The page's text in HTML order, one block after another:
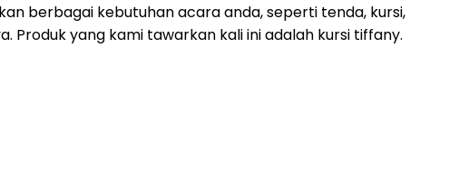
berbagai kebutuhan acara anda, seperti tenda, kursi,
yang kami tawarkan kali ini adalah kursi tiffany.